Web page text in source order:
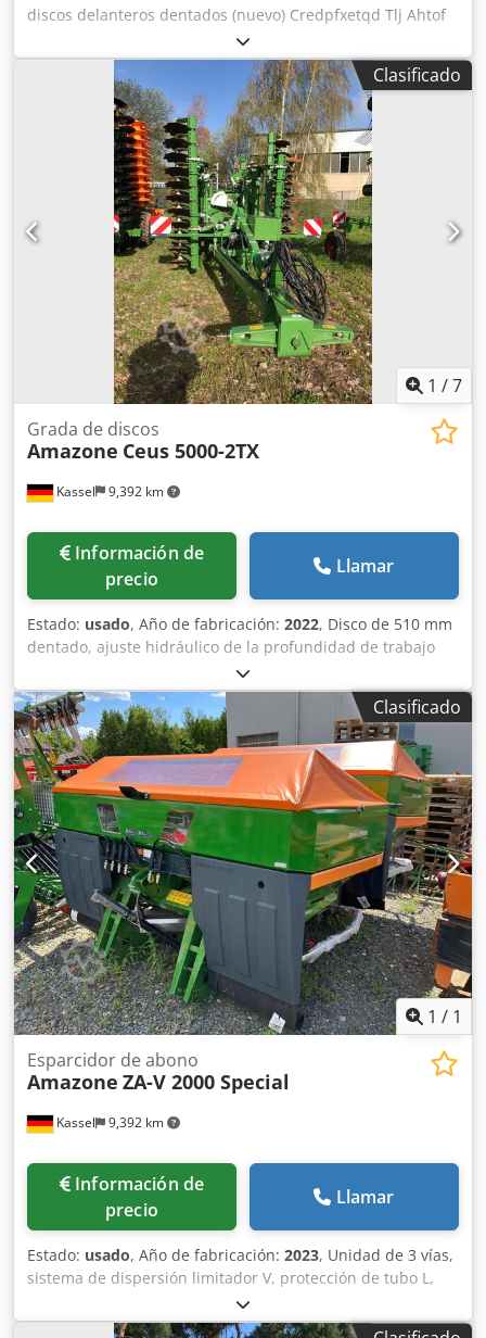
discos delanteros dentados (nuevo) Credpfxetqd Tlj Ahtof
Clasificado
1 /7
Kassel 9,392 km
Grada de discos
Amazone Ceus 5000-2TX
Información de
precio
Llamar
Estado: usado, Año de fabricación: 2022, Disco de 510 mm
dentado, ajuste hidráulico de la profundidad de trabajo
del grupo de discos / ajuste hidráulico de la profundidad
de trabajo de la unidad de nivelación, púas C-Mix-Ultra
para Ceus 50 / ajuste hidráulico de la profundidad de
trabajo del campo de púas con lanza hidráulica HD
CUCHILLA 80 mm / (14/K1) Crodpfetz Tplox Ahtef
Clasificado
1 / 1
Kassel 9,392 km
Esparcidor de abono
Amazone ZA-V 2000 Special
Información de
precio
Llamar
Estado: usado, Año de fabricación: 2023, Unidad de 3 vías,
sistema de dispersión limitador V, protección de tubo L,
indicador mecánico/posición del mecanismo de dispersión
ZA-V, superestructura de tolva S 2000, componentes de